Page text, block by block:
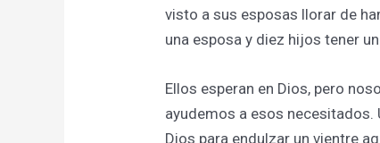
visto a sus esposas llorar de
una esposa y diez hijos tener
Ellos esperan en Dios, pero
ayudemos a esos
Dios para endulzar un vientre